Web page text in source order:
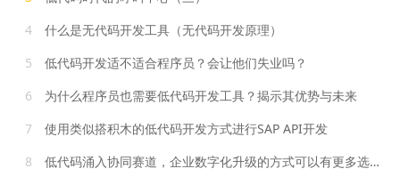
4
什么是无代码开发工具（无代码开发原理）
5
低代码开发适不适合程序员？会让他们失业吗？
6
为什么程序员也需要低代码开发工具？揭示其优势与未来
7
使用类似搭积木的低代码开发方式进行SAP API开发
8
低代码涌入协同赛道，企业数字化升级的方式可以有更多选择